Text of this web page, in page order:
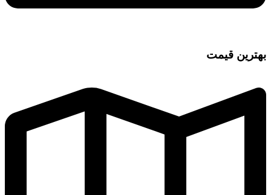
بهترین قیمت